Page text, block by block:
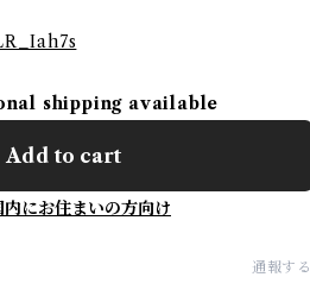
shipping available
Add to cart
内にお住まいの方向け
通報する